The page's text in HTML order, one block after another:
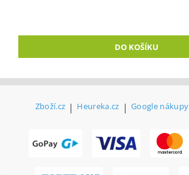
Zboží.cz | Heureka.cz | Google nákupy